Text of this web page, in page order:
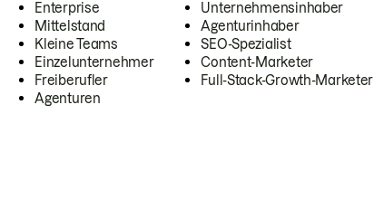
Enterprise
Mittelstand
Kleine Teams
Einzelunternehmer
Freiberufler
Agenturen
Unternehmensinhaber
Agenturinhaber
SEO-Spezialist
Content-Marketer
Full-Stack-Growth-Marketer